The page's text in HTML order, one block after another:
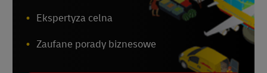
Ekspertyza celna
Zaufane porady biznesowe